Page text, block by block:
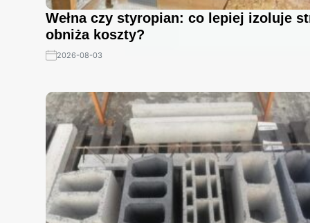
Wełna czy styropian: co lepiej izoluje
obniża koszty?
2026-08-03